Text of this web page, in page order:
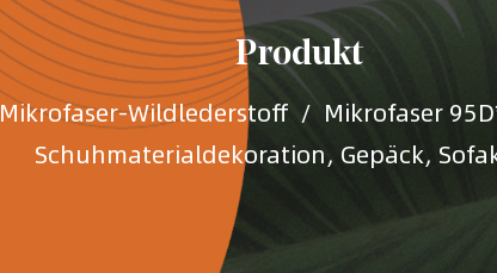
Produkt
Mikrofaser-Wildlederstoff / Mikrofaser
Schuhmaterialdekoration, Gepäck,